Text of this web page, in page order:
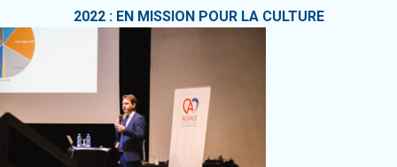
2022 : EN MISSION POUR LA CULTURE